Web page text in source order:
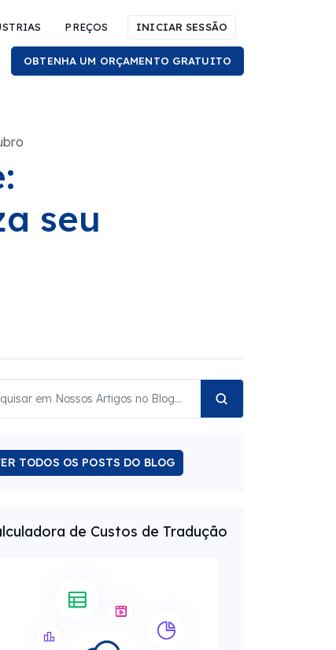
PREÇOS INICIAR SESSÃO
OBTENHA UM ORÇAMENTO GRATUITO
seu
TODOS OS POSTS DO BLOG
de Custos de Tradução